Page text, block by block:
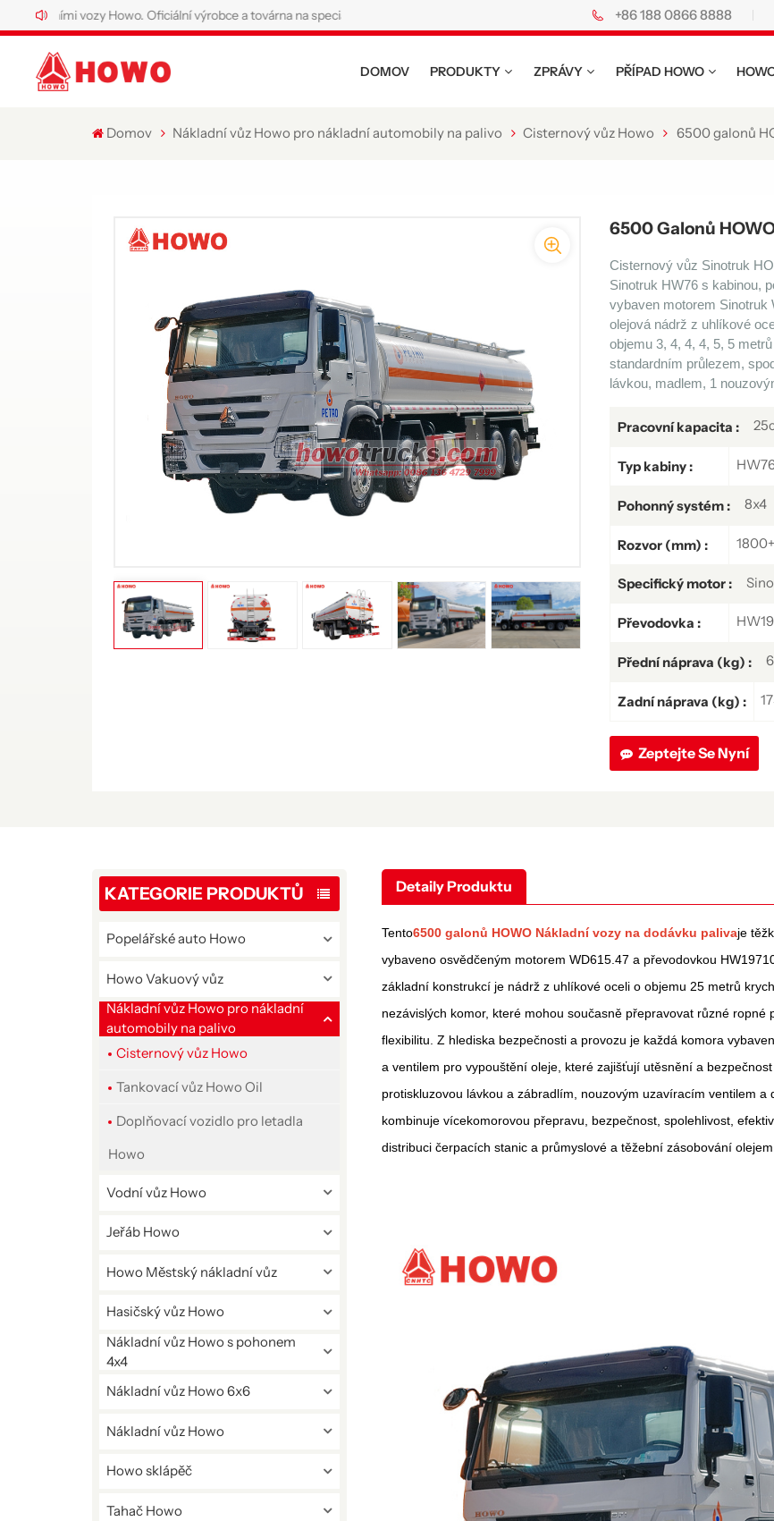
vozy Howo. Oficiální výrobce a továrna na speciální nákladní vozy Howo. +86 188 0866 8888
DOMOV PRODUKTY ZPRÁVY PŘÍPAD HOWO
Domov Nákladní vůz Howo pro nákladní automobily na palivo Cisternový vůz Howo 6500 galonů
6500 Galonů
Cisternový vůz Sinotruk
Sinotruk HW76 s kabinou,
vybaven motorem Sinotruk
olejová nádrž z uhlíkové
objemu 3, 4, 4, 4, 5, 5
standardním průlezem,
lávkou, madlem, 1
Pracovní kapacita :
Typ kabiny :
Pohonný systém : 8x4
Rozvor (mm) :
Specifický motor :
Převodovka :
Přední náprava (kg) :
Zadní náprava (kg) :
Zeptejte Se Nyní
KATEGORIE PRODUKTŮ
Popelářské auto Howo
Howo Vakuový vůz
Nákladní vůz Howo pro nákladní
automobily na palivo
Cisternový vůz Howo
Tankovací vůz Howo Oil
Doplňovací vozidlo pro letadla
Howo
Vodní vůz Howo
Jeřáb Howo
Howo Městský nákladní vůz
Hasičský vůz Howo
Nákladní vůz Howo s pohonem
4x4
Nákladní vůz Howo 6x6
Nákladní vůz Howo
Howo sklápěč
Tahač Howo
Detaily Produktu
Tento6500 galonů HOWO Nákladní vozy na dodávku palivaje
vybaveno osvědčeným motorem WD615.47 a převodovkou
základní konstrukcí je nádrž z uhlíkové oceli o objemu 25 metrů
nezávislých komor, které mohou současně přepravovat různé
flexibilitu. Z hlediska bezpečnosti a provozu je každá komora
a ventilem pro vypouštění oleje, které zajišťují utěsnění a
protiskluzovou lávkou a zábradlím, nouzovým uzavíracím ventilem
kombinuje vícekomorovou přepravu, bezpečnost, spolehlivost,
distribuci čerpacích stanic a průmyslové a těžební zásobování olejem.